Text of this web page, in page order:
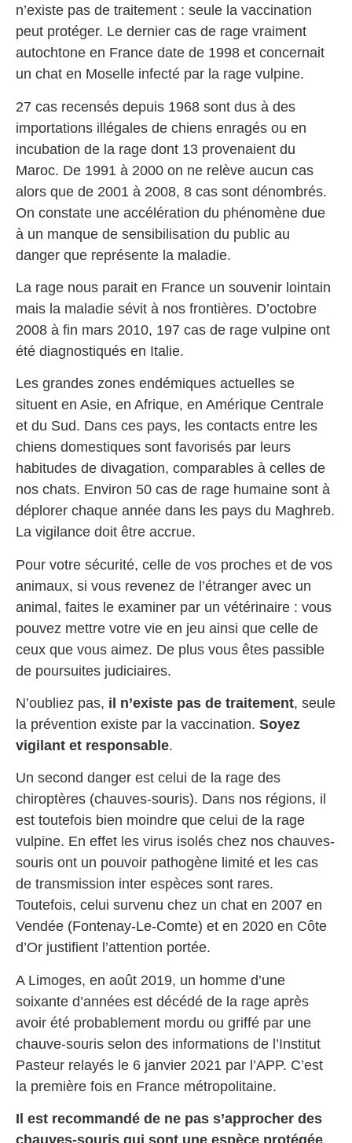
n’existe pas de traitement : seule la vaccination
peut protéger. Le dernier cas de rage vraiment
autochtone en France date de 1998 et concernait
un chat en Moselle infecté par la rage vulpine.
27 cas recensés depuis 1968 sont dus à des
importations illégales de chiens enragés ou en
incubation de la rage dont 13 provenaient du
Maroc. De 1991 à 2000 on ne relève aucun cas
alors que de 2001 à 2008, 8 cas sont dénombrés.
On constate une accélération du phénomène due
à un manque de sensibilisation du public au
danger que représente la maladie.
La rage nous parait en France un souvenir lointain
mais la maladie sévit à nos frontières. D’octobre
2008 à fin mars 2010, 197 cas de rage vulpine ont
été diagnostiqués en Italie.
Les grandes zones endémiques actuelles se
situent en Asie, en Afrique, en Amérique Centrale
et du Sud. Dans ces pays, les contacts entre les
chiens domestiques sont favorisés par leurs
habitudes de divagation, comparables à celles de
nos chats. Environ 50 cas de rage humaine sont à
déplorer chaque année dans les pays du Maghreb.
La vigilance doit être accrue.
Pour votre sécurité, celle de vos proches et de vos
animaux, si vous revenez de l’étranger avec un
animal, faites le examiner par un vétérinaire : vous
pouvez mettre votre vie en jeu ainsi que celle de
ceux que vous aimez. De plus vous êtes passible
de poursuites judiciaires.
N’oubliez pas, il n’existe pas de traitement, seule
la prévention existe par la vaccination. Soyez
vigilant et responsable.
Un second danger est celui de la rage des
chiroptères (chauves-souris). Dans nos régions, il
est toutefois bien moindre que celui de la rage
vulpine. En effet les virus isolés chez nos chauves-
souris ont un pouvoir pathogène limité et les cas
de transmission inter espèces sont rares.
Toutefois, celui survenu chez un chat en 2007 en
Vendée (Fontenay-Le-Comte) et en 2020 en Côte
d’Or justifient l’attention portée.
A Limoges, en août 2019, un homme d’une
soixante d’années est décédé de la rage après
avoir été probablement mordu ou griffé par une
chauve-souris selon des informations de l’Institut
Pasteur relayés le 6 janvier 2021 par l’APP. C’est
la première fois en France métropolitaine.
Il est recommandé de ne pas s’approcher des